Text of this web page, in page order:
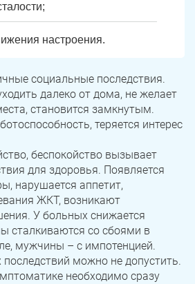
настроения.
социальные последствия.
далеко от дома, не желает
становится замкнутым.
теряется интерес
беспокойство вызывает
для здоровья. Появляется
нарушается аппетит,
ЖКТ, возникают
У больных снижается
сталкиваются со сбоями в
мужчины – с импотенцией.
последствий можно не допустить.
необходимо сразу